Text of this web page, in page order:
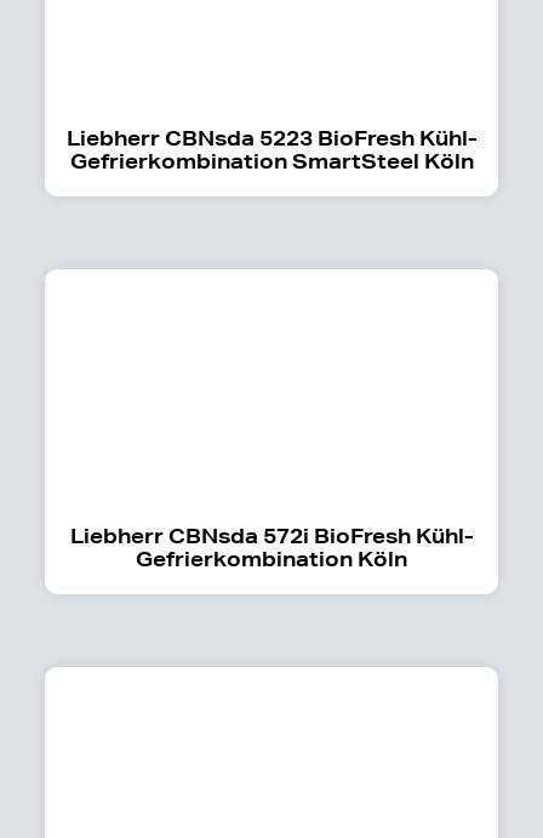
Liebherr CBNsda 5223 BioFresh Kühl-
Gefrierkombination SmartSteel Köln
Liebherr CBNsda 572i BioFresh Kühl-
Gefrierkombination Köln